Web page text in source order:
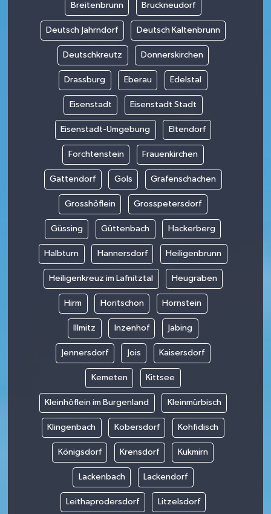
Breitenbrunn Bruckneudorf
Deutsch Jahrndorf Deutsch Kaltenbrunn
Deutschkreutz Donnerskirchen
Drassburg Eberau Edelstal
Eisenstadt Eisenstadt Stadt
Eisenstadt-Umgebung Eltendorf
Forchtenstein Frauenkirchen
Gattendorf Gols Grafenschachen
Grosshöflein Grosspetersdorf
Güssing Güttenbach Hackerberg
Halbturn Hannersdorf Heiligenbrunn
Heiligenkreuz im Lafnitztal Heugraben
Hirm Horitschon Hornstein
Illmitz Inzenhof Jabing
Jennersdorf Jois Kaisersdorf
Kemeten Kittsee
Kleinhöflein im Burgenland Kleinmürbisch
Klingenbach Kobersdorf Kohfidisch
Königsdorf Krensdorf Kukmirn
Lackenbach Lackendorf
Leithaprodersdorf Litzelsdorf